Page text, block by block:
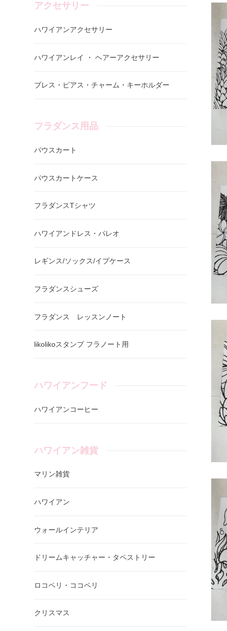
アクセサリー
ハワイアンアクセサリー
ハワイアンレイ ・ ヘアーアクセサリー
ブレス・ピアス・チャーム・キーホルダー
フラダンス用品
パウスカート
パウスカートケース
フラダンスTシャツ
ハワイアンドレス・パレオ
レギンス/ソックス/イプケース
フラダンスシューズ
フラダンス レッスンノート
likolikoスタンプ フラノート用
ハワイアンフード
ハワイアンコーヒー
ハワイアン雑貨
マリン雑貨
ハワイアン
ウォールインテリア
ドリームキャッチャー・タペストリー
ロコペリ・ココペリ
クリスマス